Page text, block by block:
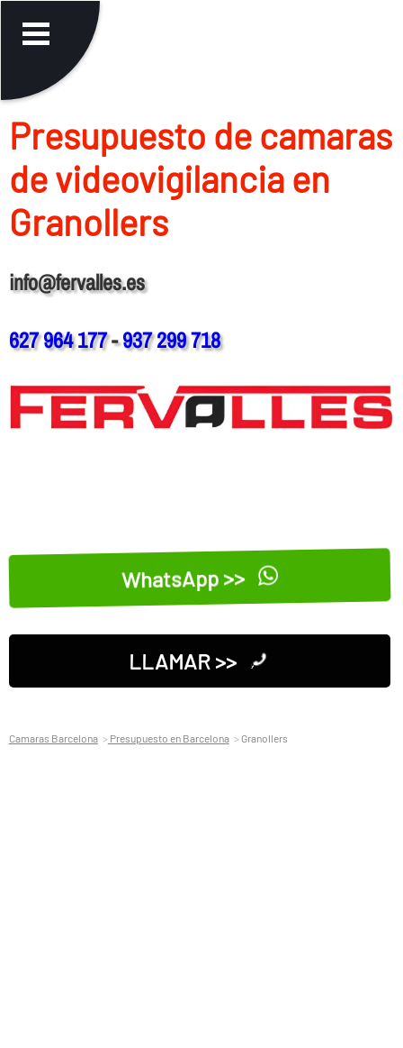
Presupuesto de camaras
de videovigilancia en
Granollers
info@fervalles.es
627 964 177-937 299 718
WhatsApp >>
LLAMAR >>
Camaras Barcelona Presupuesto en Barcelona Granollers